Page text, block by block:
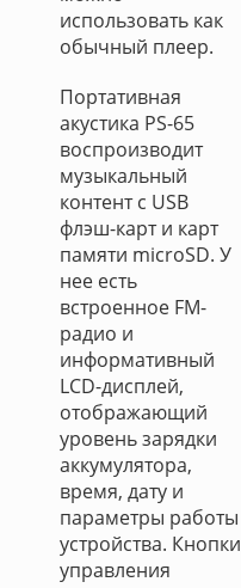
использовать как
обычный плеер.
Портативная
акустика PS-65
воспроизводит
музыкальный
контент с USB
флэш-карт и карт
памяти microSD. У
нее есть
встроенное FM-
радио и
информативный
LCD-дисплей,
отображающий
уровень зарядки
аккумулятора,
время, дату и
параметры работы
устройства. Кнопки
управления